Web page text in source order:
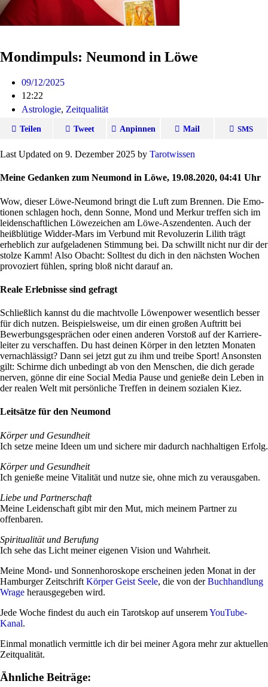
Mondimpuls: Neumond in Löwe
09/12/2025
12:22
Astrologie, Zeitqualität
Teilen Tweet Anpinnen Mail SMS
Last Updated on 9. Dezember 2025 by Tarot­wissen
Meine Gedanken zum Neumond in Löwe, 19.08.2020, 04:41 Uhr
Wow, dieser Löwe-Neu­mond bringt die Luft zum Brennen. Die Emo­
tionen schlagen hoch, denn Sonne, Mond und Merkur treffen sich im
lei­den­schaft­li­chen Löwezei­chen am Löwe-Aszen­denten. Auch der
heiß­blü­tige Widder-Mars im Ver­bund mit Revo­lu­zerin Lilith trägt
erheb­lich zur auf­ge­la­denen Stim­mung bei. Da schwillt nicht nur dir der
stolze Kamm! Also Obacht: Soll­test du dich in den näch­sten Wochen
pro­vo­ziert fühlen, spring bloß nicht darauf an.
Reale Erlebnisse sind gefragt
Schließ­lich kannst du die macht­volle Löwen­power wesent­lich besser
für dich nutzen. Bei­spiels­weise, um dir einen großen Auf­tritt bei
Bewer­bungs­ge­sprä­chen oder einen anderen Vor­stoß auf der Kar­rie­re­
leiter zu ver­schaffen. Du hast deinen Körper in den letzten Monaten
ver­nach­läs­sigt? Dann sei jetzt gut zu ihm und treibe Sport! Anson­sten
gilt: Schirme dich unbe­dingt ab von den Men­schen, die dich gerade
nerven, gönne dir eine Social Media Pause und genieße dein Leben in
der realen Welt mit per­sön­liche Treffen in deinem sozialen Kiez.
Leitsätze für den Neumond
Körper und Gesund­heit
Ich setze meine Ideen um und sichere mir dadurch nach­hal­tigen Erfolg.
Körper und Gesund­heit
Ich genieße meine Vita­lität und nutze sie, ohne mich zu verausgaben.
Liebe und Part­ner­schaft
Meine Lei­den­schaft gibt mir den Mut, mich meinem Partner zu
offenbaren.
Spi­ri­tua­lität und Beru­fung
Ich sehe das Licht meiner eigenen Vision und Wahrheit.
Meine Mond- und Son­nen­ho­ro­skope erscheinen jeden Monat in der
Ham­burger Zeit­schrift Körper Geist Seele, die von derBuch­hand­lung
Wrage her­aus­ge­geben wird.
Jede Woche fin­dest du auch ein Tarot­skop auf unseremYou­Tube-
Kanal.
Einmal monat­lich ver­mittle ich dir bei meiner Agora mehr zur aktu­ellen
Zeitqualität.
Ähnliche Beiträge: